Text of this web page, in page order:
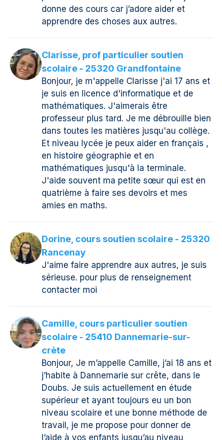
donne des cours car j’adore aider et
apprendre des choses aux autres.
Clarisse, prof particulier soutien
scolaire - 25320 Grandfontaine
Bonjour, je m'appelle Clarisse j'ai 17 ans et
je suis en licence d'informatique et de
mathématiques. J'aimerais être
professeur plus tard. Je me débrouille bien
dans toutes les matières jusqu'au collège.
Et niveau lycée je peux aider en français ,
en histoire géographie et en
mathématiques jusqu'à la terminale.
J'aide souvent ma petite sœur qui est en
quatrième à faire ses devoirs et mes
amies en maths.
Dorine, cours soutien scolaire - 25320
Rancenay
J'aime faire apprendre aux autres, je suis
sérieuse. pour plus de renseignement
contacter moi
Camille, cours particulier soutien
scolaire - 25410 Dannemarie-sur-
crète
Bonjour, Je m’appelle Camille, j’ai 18 ans et
j’habite à Dannemarie sur crête, dans le
Doubs. Je suis actuellement en étude
supérieur et ayant toujours eu un bon
niveau scolaire et une bonne méthode de
travail, je me propose pour donner de
l’aide à vos enfants jusqu’au niveau